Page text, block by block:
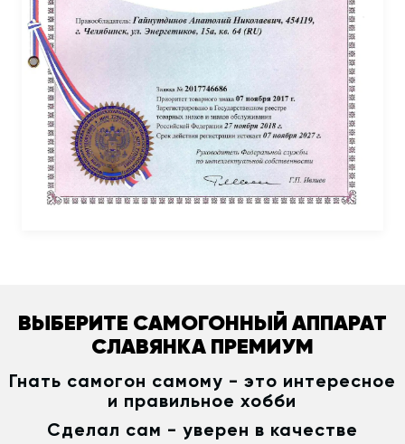
ВЫБЕРИТЕ САМОГОННЫЙ АППАРАТ
СЛАВЯНКА ПРЕМИУМ
Гнать самогон самому - это интересное
и правильное хобби
Сделал сам - уверен в качестве